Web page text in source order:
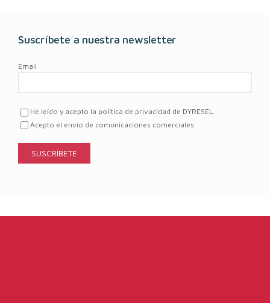
Suscríbete a nuestra newsletter
Email
He leído y acepto la política de privacidad de DYRESEL.
Acepto el envío de comunicaciones comerciales.